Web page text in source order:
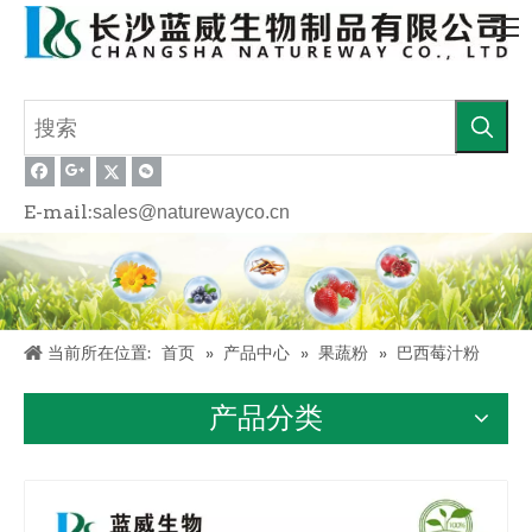
E-mail:sales@naturewayco.cn
当前所在位置: 首页 » 产品中心 » 果蔬粉 » 巴西莓汁粉
产品分类